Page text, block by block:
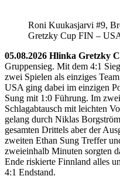
Roni Kuukasjarvi #9,
Gretzky Cup FIN –
05.08.2026 Hlinka Gretzky
Gruppensieg. Mit dem 4:1
zwei Spielen als einziges
USA ging dabei im einzigen
Sung mit 1:0 Führung. Im
Schlagabtausch mit leichten
gelang durch Niklas
gesamten Drittels aber der
zweiten Ethan Sung Treffer
zweieinhalb Minuten sorgten
Ende riskierte Finnland alles
4:1 Endstand.